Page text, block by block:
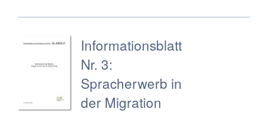
Informationsblatt
Nr. 3:
Spracherwerb in
der Migration